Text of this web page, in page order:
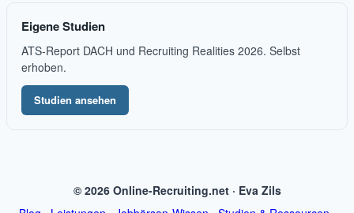
Eigene Studien
ATS-Report DACH und Recruiting Realities 2026. Selbst
erhoben.
Studien ansehen
© 2026 Online-Recruiting.net · Eva Zils